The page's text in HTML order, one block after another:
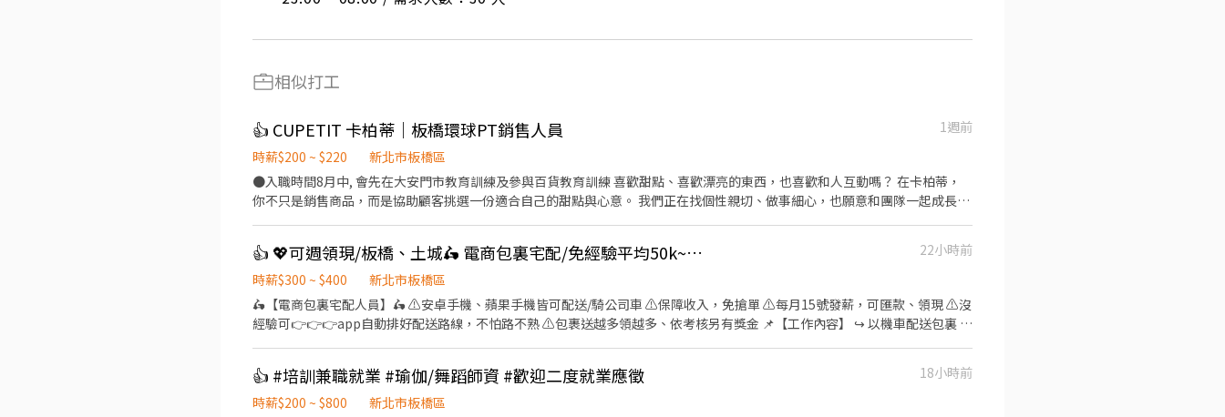
相似打工
👍 CUPETIT 卡柏蒂｜板橋環球PT銷售人員
1週前
時薪$200 ~ $220
新北市板橋區
●入職時間8月中, 會先在大安門市教育訓練及參與百貨教育訓練 喜歡甜點、喜歡漂亮的東西，也喜歡和人互動嗎？ 在卡柏蒂，
你不只是銷售商品，而是協助顧客挑選一份適合自己的甜點與心意。 我們正在找個性親切、做事細心，也願意和團隊一起成長的
早、晚班及假日排班 ●可配合店鋪輪調或支援者尤佳 【我們希望你】 ●喜歡與人互動，具親和力與服務熱忱 ●細心負責，重視
商品與服務細節S ●喜歡甜點、美感與生活風格品牌 ●願意學習商品知識及銷售技巧 ●具門市、零售、餐飲或百貨經驗者佳
👍 💖可週領現/板橋、土城🛵 電商包裏宅配/免經驗平均50k~70k/公司車
22小時前
時薪$300 ~ $400
新北市板橋區
🛵【電商包裏宅配人員】🛵 ⚠️安卓手機、蘋果手機皆可配送/騎公司車 ⚠️保障收入，免搶單 ⚠️每月15號發薪，可匯款、領現 ⚠️沒
經驗可👉👉👉app自動排好配送路線，不怕路不熟 ⚠️包裹送越多領越多、依考核另有獎金 📌【工作內容】 ↪︎ 以機車配送包裏 ⏰
歷（1分鐘完成，快速安排送審）： 👉https://reurl.cc/V292KN 🔒 【隱私防線】個資僅供廠商審核，敏感欄位（身分證/詳細地
址）錄取前皆可先不填！ ➋加入留言： 👉https://lin.ee/OBnhVN5 私訊留下 ⌜姓名+電話 +應徵電商包裏外送」💥
👍 #培訓兼職就業 #瑜伽/舞蹈師資 #歡迎二度就業應徵
18小時前
時薪$200 ~ $800
新北市板橋區